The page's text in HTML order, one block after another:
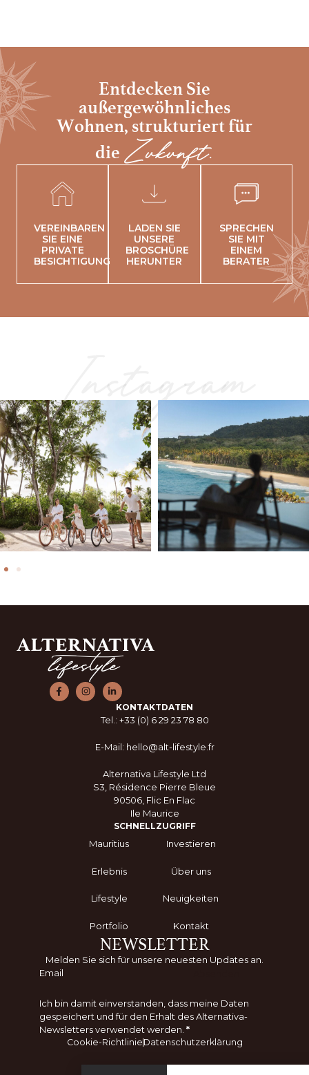
Entdecken Sie
außergewöhnliches
Wohnen, strukturiert für
die Zukunft.
VEREINBAREN
SIE EINE
PRIVATE
BESICHTIGUNG
LADEN SIE
UNSERE
BROSCHÜRE
HERUNTER
SPRECHEN
SIE MIT
EINEM
BERATER
Instagram
KONTAKTDATEN
Tel.: +33 (0) 6 29 23 78 80
E-Mail: hello@alt-lifestyle.fr
Alternativa Lifestyle Ltd
S3, Résidence Pierre Bleue
90506, Flic En Flac
Ile Maurice
SCHNELLZUGRIFF
Mauritius
Erlebnis
Lifestyle
Portfolio
Investieren
Über uns
Neuigkeiten
Kontakt
NEWSLETTER
Melden Sie sich für unsere neuesten Updates an.
Ich bin damit einverstanden, dass meine Daten
gespeichert und für den Erhalt des Alternativa-
Newsletters verwendet werden. *
Cookie-Richtlinie Datenschutzerklärung